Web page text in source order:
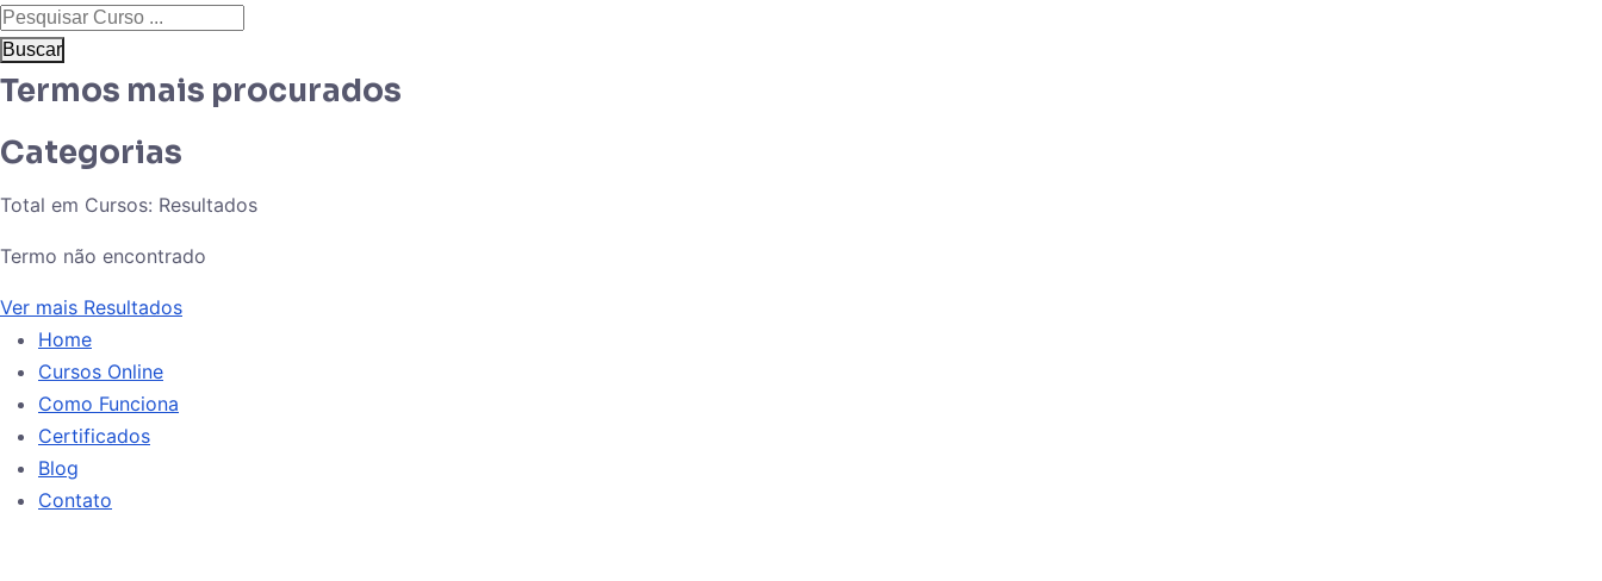
Buscar
Termos mais procurados
Categorias
Total em Cursos: Resultados
Termo não encontrado
Ver mais Resultados
Home
Cursos Online
Como Funciona
Certificados
Blog
Contato